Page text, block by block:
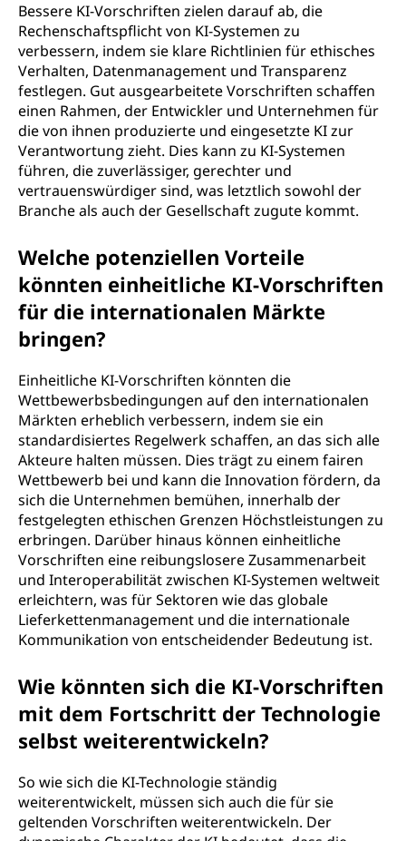
Bessere KI-Vorschriften zielen darauf ab, die
Rechenschaftspflicht von KI-Systemen zu
verbessern, indem sie klare Richtlinien für ethisches
Verhalten, Datenmanagement und Transparenz
festlegen. Gut ausgearbeitete Vorschriften schaffen
einen Rahmen, der Entwickler und Unternehmen für
die von ihnen produzierte und eingesetzte KI zur
Verantwortung zieht. Dies kann zu KI-Systemen
führen, die zuverlässiger, gerechter und
vertrauenswürdiger sind, was letztlich sowohl der
Branche als auch der Gesellschaft zugute kommt.
Welche potenziellen Vorteile
könnten einheitliche KI-Vorschriften
für die internationalen Märkte
bringen?
Einheitliche KI-Vorschriften könnten die
Wettbewerbsbedingungen auf den internationalen
Märkten erheblich verbessern, indem sie ein
standardisiertes Regelwerk schaffen, an das sich alle
Akteure halten müssen. Dies trägt zu einem fairen
Wettbewerb bei und kann die Innovation fördern, da
sich die Unternehmen bemühen, innerhalb der
festgelegten ethischen Grenzen Höchstleistungen zu
erbringen. Darüber hinaus können einheitliche
Vorschriften eine reibungslosere Zusammenarbeit
und Interoperabilität zwischen KI-Systemen weltweit
erleichtern, was für Sektoren wie das globale
Lieferkettenmanagement und die internationale
Kommunikation von entscheidender Bedeutung ist.
Wie könnten sich die KI-Vorschriften
mit dem Fortschritt der Technologie
selbst weiterentwickeln?
So wie sich die KI-Technologie ständig
weiterentwickelt, müssen sich auch die für sie
geltenden Vorschriften weiterentwickeln. Der